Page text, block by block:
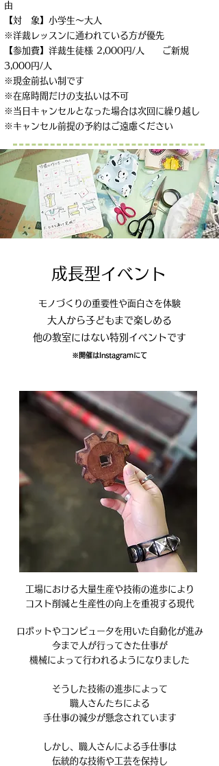
由
【対 象】小学生～大人
※洋裁レッスンに通われている方が優先
【参加費】洋裁生徒様 2,000円/人 ご新規
3,000円/人
※現金前払い制です
※在席時間だけの支払いは不可
※当日キャンセルとなった場合は次回に繰り越し
​※キャンセル前提の予約はご遠慮ください
成長型イベント
モノづくりの重要性や面白さを体験
​大人から子どもまで楽しめる
​他の教室にはない特別イベントです
※開催はInstagramにて
工場における大量生産や技術の進歩により
コスト削減と生産性の向上を重視する現代
ロボットやコンピュータを用いた自動化が進み
今まで人が行ってきた仕事が
機械によって行われるようになりました
そうした技術の進歩によって
職人さんたちによる
手仕事の減少が懸念されています
しかし、職人さんによる手仕事は
伝統的な技術や工芸を保持し